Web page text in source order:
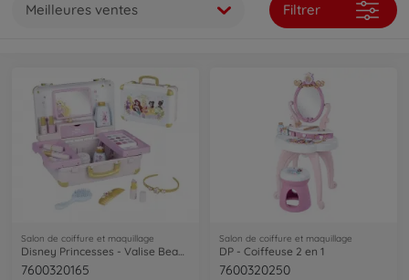
Meilleures ventes Filtrer
Salon de coiffure et maquillage
Disney Princesses - Valise Beauté
7600320165
Salon de coiffure et maquillage
DP - Coiffeuse 2 en 1
7600320250